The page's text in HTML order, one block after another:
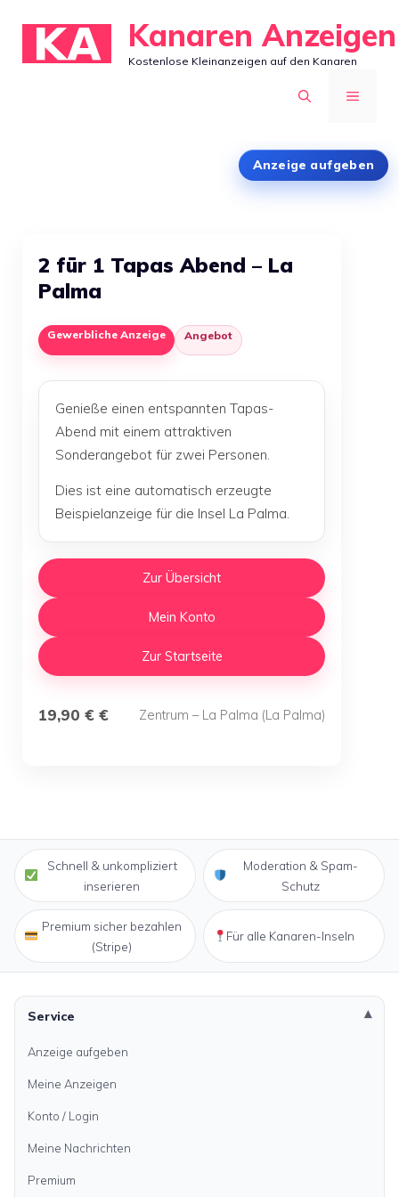
Inhalt
springen
Kanaren Anzeigen
Kostenlose Kleinanzeigen auf den Kanaren
MENÜ
Anzeige aufgeben
2 für 1 Tapas Abend – La
Palma
Gewerbliche Anzeige Angebot
Genieße einen entspannten Tapas-
Abend mit einem attraktiven
Sonderangebot für zwei Personen.
Dies ist eine automatisch erzeugte
Beispielanzeige für die Insel La Palma.
Zur Übersicht
Mein Konto
Zur Startseite
19,90 € € Zentrum – La Palma (La Palma)
Schnell & unkompliziert
inserieren
Moderation & Spam-
Schutz
Premium sicher bezahlen
(Stripe)
Für alle Kanaren-Inseln
Service
Anzeige aufgeben
Meine Anzeigen
Konto / Login
Meine Nachrichten
Premium